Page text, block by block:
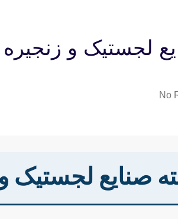
لجستیک و
No
صنایع لجستیک